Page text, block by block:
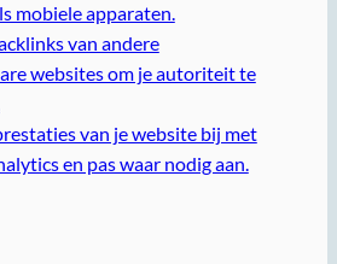
mobiele apparaten.
van andere
websites om je autoriteit te
van je website bij met
en pas waar nodig aan.